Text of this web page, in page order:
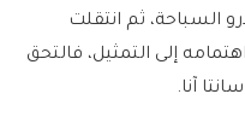
السباحة، ثم انتقلت
إلى التمثيل، فالتحق
آنا.